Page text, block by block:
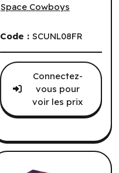
Space Cowboys
Code : SCUNL08FR
Connectez-
vous pour
voir les prix